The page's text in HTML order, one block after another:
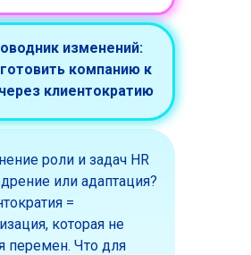
роли и задач HR
или адаптация?
=
которая не
перемен. Что для
изменений:
компанию к
клиентократию